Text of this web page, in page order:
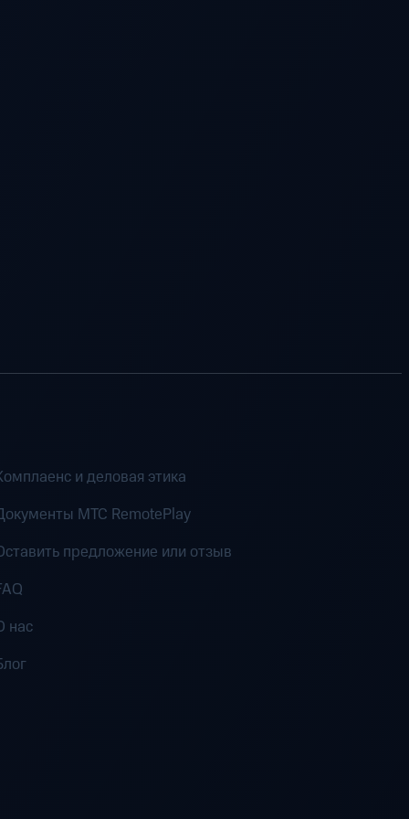
и деловая этика
MTC RemotePlay
предложение или отзыв
нас